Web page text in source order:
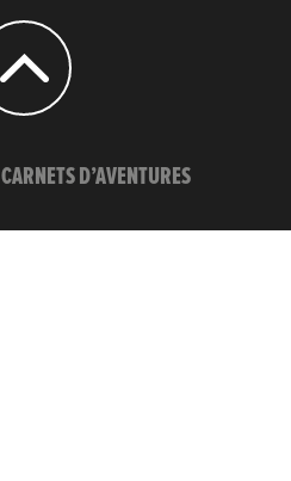
CARNETS D’AVENTURES